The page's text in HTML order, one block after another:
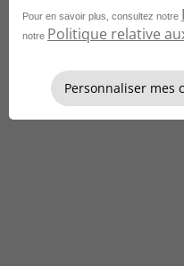
Pour en savoir plus, consultez notre
notre Politique relative
Personnaliser mes